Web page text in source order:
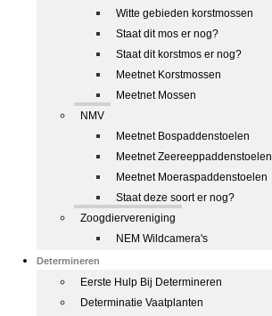
Witte gebieden korstmossen
Staat dit mos er nog?
Staat dit korstmos er nog?
Meetnet Korstmossen
Meetnet Mossen
NMV
Meetnet Bospaddenstoelen
Meetnet Zeereeppaddenstoelen
Meetnet Moeraspaddenstoelen
Staat deze soort er nog?
Zoogdiervereniging
NEM Wildcamera's
Determineren
Eerste Hulp Bij Determineren
Determinatie Vaatplanten